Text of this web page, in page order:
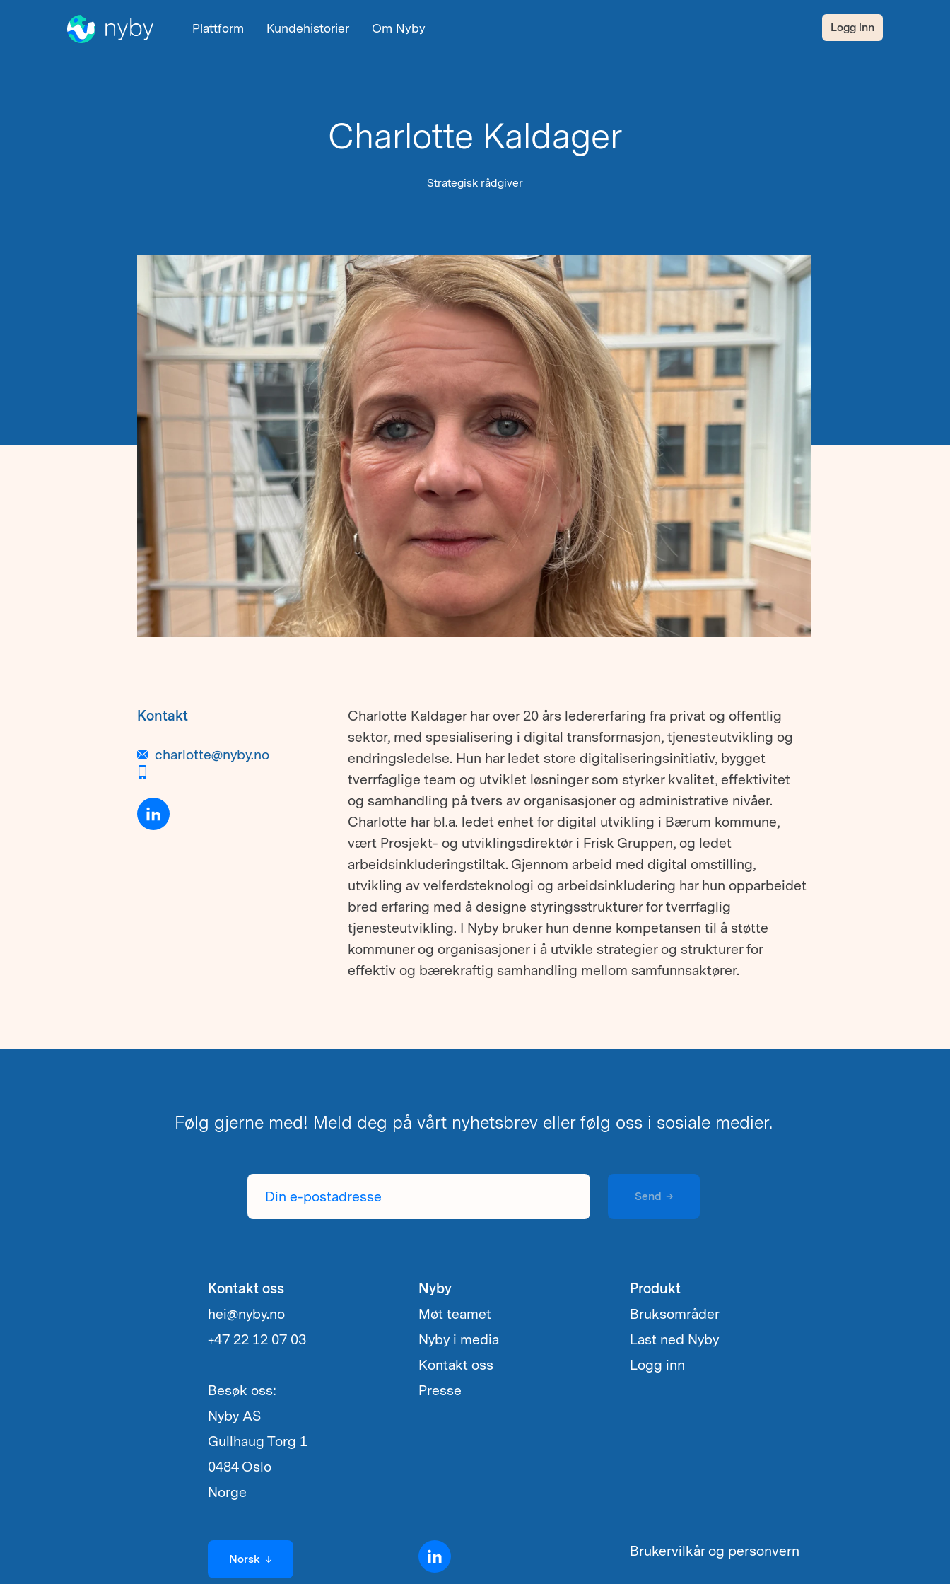
Plattform Kundehistorier Om Nyby Logg inn
Charlotte Kaldager
Strategisk rådgiver
Kontakt
charlotte@nyby.no
Charlotte Kaldager har over 20 års ledererfaring fra privat og offentlig
sektor, med spesialisering i digital transformasjon, tjenesteutvikling og
endringsledelse. Hun har ledet store digitaliseringsinitiativ, bygget
tverrfaglige team og utviklet løsninger som styrker kvalitet, effektivitet
og samhandling på tvers av organisasjoner og administrative nivåer.
Charlotte har bl.a. ledet enhet for digital utvikling i Bærum kommune,
vært Prosjekt- og utviklingsdirektør i Frisk Gruppen, og ledet
arbeidsinkluderingstiltak. Gjennom arbeid med digital omstilling,
utvikling av velferdsteknologi og arbeidsinkludering har hun opparbeidet
bred erfaring med å designe styringsstrukturer for tverrfaglig
tjenesteutvikling. I Nyby bruker hun denne kompetansen til å støtte
kommuner og organisasjoner i å utvikle strategier og strukturer for
effektiv og bærekraftig samhandling mellom samfunnsaktører.
Følg gjerne med! Meld deg på vårt nyhetsbrev eller følg oss i sosiale medier.
Din
postadresse
Send →
Kontakt oss
hei@nyby.no
+47 22 12 07 03
Besøk oss:
Nyby AS
Gullhaug Torg 1
0484 Oslo
Norge
Nyby
Møt teamet
Nyby i media
Kontakt oss
Presse
Produkt
Bruksområder
Last ned Nyby
Logg inn
Velg
språk
Norsk ↓ Brukervilkår og personvern